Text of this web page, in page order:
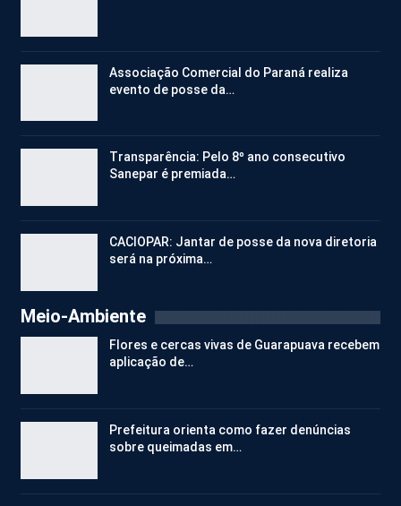
Associação Comercial do Paraná realiza
evento de posse da…
Transparência: Pelo 8º ano consecutivo
Sanepar é premiada…
CACIOPAR: Jantar de posse da nova diretoria
será na próxima…
Meio-Ambiente
Flores e cercas vivas de Guarapuava recebem
aplicação de…
Prefeitura orienta como fazer denúncias
sobre queimadas em…